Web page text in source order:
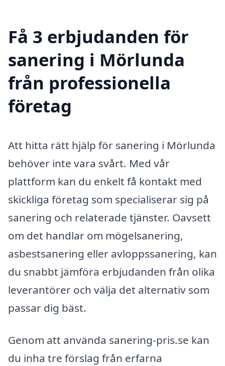
Få 3 erbjudanden för
sanering i Mörlunda
från professionella
företag
Att hitta rätt hjälp för sanering i Mörlunda
behöver inte vara svårt. Med vår
plattform kan du enkelt få kontakt med
skickliga företag som specialiserar sig på
sanering och relaterade tjänster. Oavsett
om det handlar om mögelsanering,
asbestsanering eller avloppssanering, kan
du snabbt jämföra erbjudanden från olika
leverantörer och välja det alternativ som
passar dig bäst.
Genom att använda sanering-pris.se kan
du inha tre förslag från erfarna